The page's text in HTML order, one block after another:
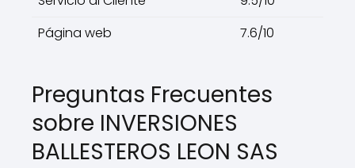
Página web
7.6/10
Preguntas Frecuentes
sobre INVERSIONES
BALLESTEROS LEON SAS